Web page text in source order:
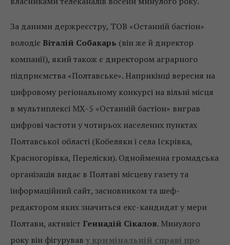
За даними держреєстру, ТОВ «Останній бастіон»
володіє Віталій Собакарь (він же й директор
компанії), який також є директором аграрного
підприємства «Полтавське». Наприкінці вересня на
цифровому регіональному конкурсі на вільні місця
в мультиплексі МХ-5 «Останній бастіон» виграв
цифрові частоти у чотирьох населених пунктах
Полтавської області (Кобеляки і села Іскрівка,
Красногорівка, Переліски). Однойменна громадська
організація видає в Полтаві місцеву газету та
інформаційний сайт, засновником та шеф-
редактором яких значиться екс-кандидат у мери
Полтави, активіст Геннадій Сікалов. Минулого
року він фігурував у кримінальній справі про